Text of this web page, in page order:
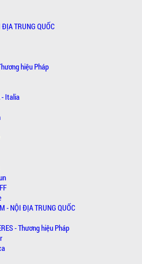
TRUNG QUỐC
hiệu Pháp
- Italia
- NỘI ĐỊA TRUNG QUỐC
- Thương hiệu Pháp